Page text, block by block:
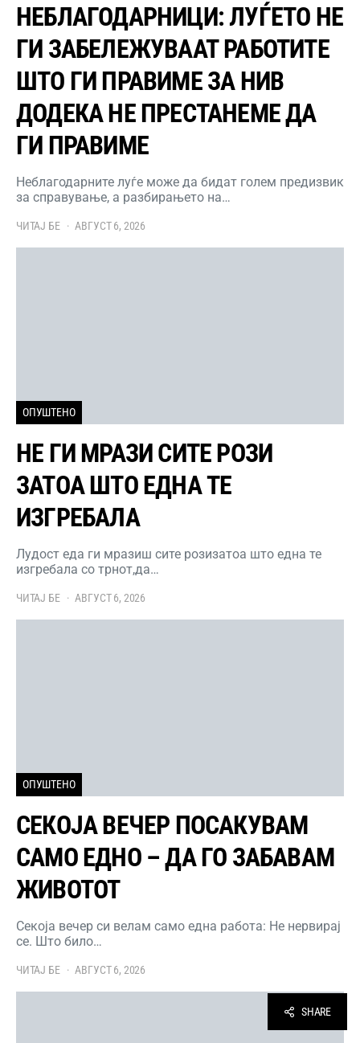
НЕБЛАГОДАРНИЦИ: ЛУЃЕТО НЕ
ГИ ЗАБЕЛЕЖУВААТ РАБОТИТЕ
ШТО ГИ ПРАВИМЕ ЗА НИВ
ДОДЕКА НЕ ПРЕСТАНЕМЕ ДА
ГИ ПРАВИМЕ
Неблагодарните луѓе може да бидат голем предизвик
за справување, а разбирањето на…
ЧИТАЈ БЕ АВГУСТ 6, 2026
ОПУШТЕНО
НЕ ГИ МРАЗИ СИТЕ РОЗИ
ЗАТОА ШТО ЕДНА ТЕ
ИЗГРЕБАЛА
Лудост еда ги мразиш сите розизатоа што една те
изгребала со трнот,да…
ЧИТАЈ БЕ АВГУСТ 6, 2026
ОПУШТЕНО
СЕКОЈА ВЕЧЕР ПОСАКУВАМ
САМО ЕДНО – ДА ГО ЗАБАВАМ
ЖИВОТОТ
Секоја вечер си велам само една работа: Не нервирај
се. Што било…
ЧИТАЈ БЕ АВГУСТ 6, 2026
SHARE